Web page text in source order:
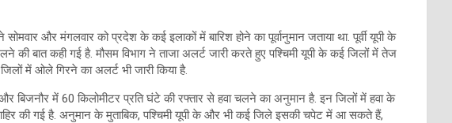
और मंगलवार को प्रदेश के कई इलाकों में बारिश होने का पूर्वानुमान जताया था. पूर्वी यूपी के
की बात कही गई है. मौसम विभाग ने ताजा अलर्ट जारी करते हुए पश्चिमी यूपी के कई जिलों में तेज
में ओले गिरने का अलर्ट भी जारी किया है.
बिजनौर में 60 किलोमीटर प्रति घंटे की रफ्तार से हवा चलने का अनुमान है. इन जिलों में हवा के
की गई है. अनुमान के मुताबिक, पश्चिमी यूपी के और भी कई जिले इसकी चपेट में आ सकते हैं,